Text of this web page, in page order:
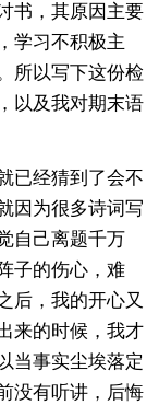
书，其原因主要
学习不积极主
所以写下这份检
以及我对期末语
已经猜到了会不
因为很多诗词写
自己离题千万
子的伤心，难
后，我的开心又
来的时候，我才
当事实尘埃落定
没有听讲，后悔